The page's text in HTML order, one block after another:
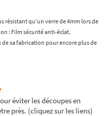
résistant qu'un verre de 4mm lors de
: Film sécurité anti-éclat.
sa fabrication pour encore plus de
éviter les découpes en
près. (cliquez sur les liens)